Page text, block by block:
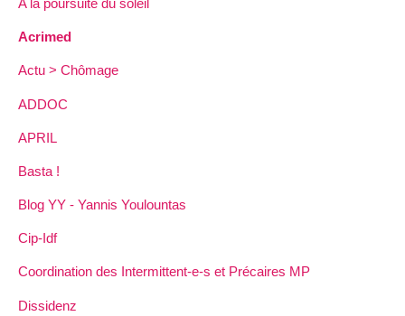
A la poursuite du soleil
Acrimed
Actu > Chômage
ADDOC
APRIL
Basta !
Blog YY - Yannis Youlountas
Cip-Idf
Coordination des Intermittent-e-s et Précaires MP
Dissidenz